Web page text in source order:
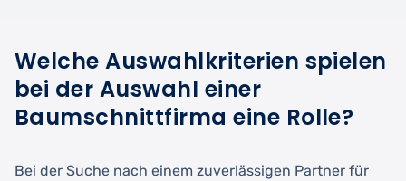
Welche Auswahlkriterien spielen
bei der Auswahl einer
Baumschnittfirma eine Rolle?
Bei der Suche nach einem zuverlässigen Partner für